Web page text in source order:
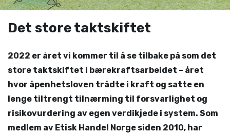
Det store taktskiftet
2022 er året vi kommer til å se tilbake på som det
store taktskiftet i bærekrafts­arbeidet – året
hvor åpenhetsloven trådte i kraft og satte en
lenge tiltrengt tilnærming til forsvarlighet og
risikovurdering av egen verdikjede i system. Som
medlem av Etisk Handel Norge siden 2010, har